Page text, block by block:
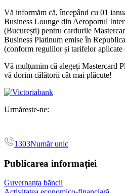
Vă informăm că, începând cu 01
Business Lounge din Aeroportul
(București) pentru cardurile
Business Platinum emise în
(conform regulilor și tarifelor aplicate
Vă mulțumim că alegeți Mastercard
vă dorim călătorii cât mai plăcute!
Urmărește-ne:
1303Număr unic
Publicarea informației
Guvernanța băncii